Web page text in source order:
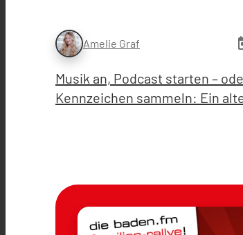
Amelie Graf
Musik an, Podcast starten –
Kennzeichen sammeln: Ein